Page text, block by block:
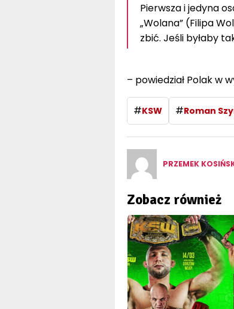
Pierwsza i jedyna
„Wolana” (Filipa
zbić. Jeśli byłaby
– powiedział Polak w
#KSW #Roman
PRZEMEK
Zobacz również